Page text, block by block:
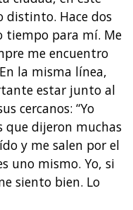
distinto. Hace dos
tiempo para mí. Me
me encuentro
la misma línea,
estar junto al
cercanos: “Yo
que dijeron muchas
y me salen por el
uno mismo. Yo, si
siento bien. Lo